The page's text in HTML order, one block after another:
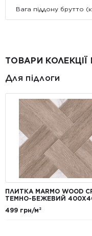
Вага піддону брутто
ТОВАРИ КОЛЕКЦІЇ
Для підлоги
ПЛИТКА MARMO WOOD
ТЕМНО-БЕЖЕВИЙ
499 грн/м²